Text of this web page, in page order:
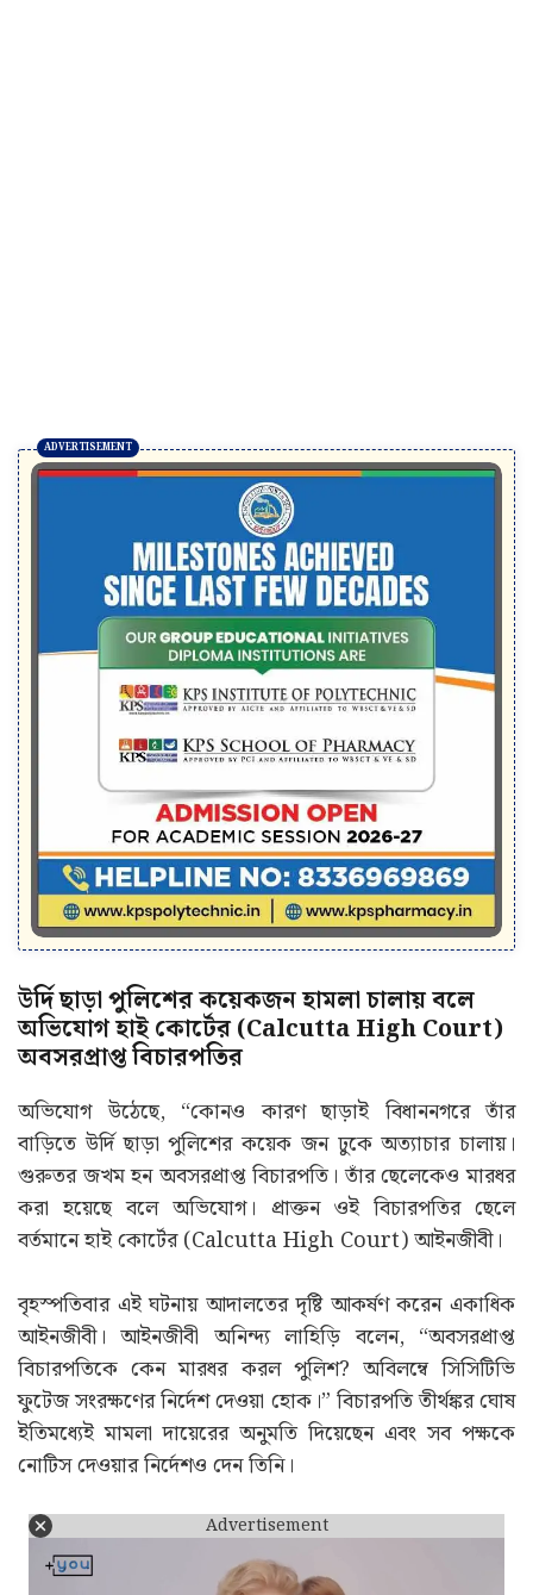
উর্দি ছাড়া পুলিশের কয়েকজন হামলা চালায় বলে
অভিযোগ হাই কোর্টের (Calcutta High Court)
অবসরপ্রাপ্ত বিচারপতির
অভিযোগ উঠেছে, “কোনও কারণ ছাড়াই বিধাননগরে তাঁর
বাড়িতে উর্দি ছাড়া পুলিশের কয়েক জন ঢুকে অত্যাচার চালায়।
গুরুতর জখম হন অবসরপ্রাপ্ত বিচারপতি। তাঁর ছেলেকেও মারধর
করা হয়েছে বলে অভিযোগ। প্রাক্তন ওই বিচারপতির ছেলে
বর্তমানে হাই কোর্টের (Calcutta High Court) আইনজীবী।
বৃহস্পতিবার এই ঘটনায় আদালতের দৃষ্টি আকর্ষণ করেন একাধিক
আইনজীবী। আইনজীবী অনিন্দ্য লাহিড়ি বলেন, “অবসরপ্রাপ্ত
বিচারপতিকে কেন মারধর করল পুলিশ? অবিলম্বে সিসিটিভি
ফুটেজ সংরক্ষণের নির্দেশ দেওয়া হোক।” বিচারপতি তীর্থঙ্কর ঘোষ
ইতিমধ্যেই মামলা দায়েরের অনুমতি দিয়েছেন এবং সব পক্ষকে
নোটিস দেওয়ার নির্দেশও দেন তিনি।
Advertisement